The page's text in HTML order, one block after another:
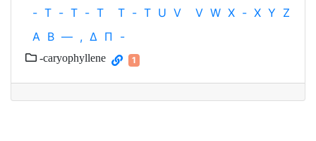
- T - T - T T - T U V V W X - X Y Z
Α Β — , Δ Π -
-caryophyllene 1